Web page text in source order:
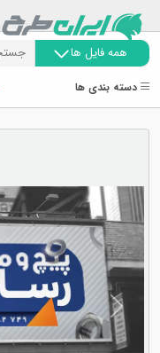
همه فایل ها
دسته بندی ها
Previous